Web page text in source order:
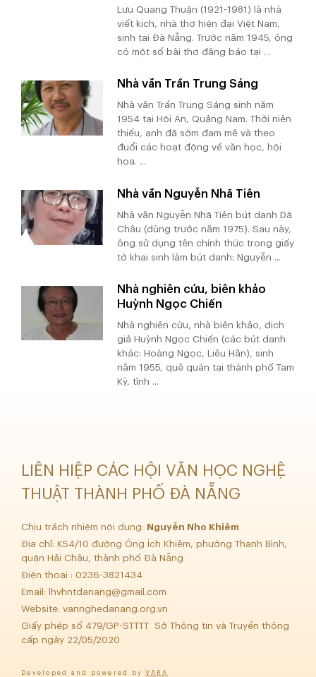
Lưu Quang Thuận (1921-1981) là nhà
viết kịch, nhà thơ hiện đại Việt Nam,
sinh tại Đà Nẵng. Trước năm 1945, ông
có một số bài thơ đăng báo tại ...
Nhà văn Trần Trung Sáng
Nhà văn Trần Trung Sáng sinh năm
1954 tại Hội An, Quảng Nam. Thời niên
thiếu, anh đã sớm đam mê và theo
đuổi các hoạt động về văn học, hội
họa. ...
Nhà văn Nguyễn Nhã Tiên
Nhà văn Nguyễn Nhã Tiên bút danh Dã
Châu (dùng trước năm 1975). Sau này,
ông sử dụng tên chính thức trong giấy
tờ khai sinh làm bút danh: Nguyễn ...
Nhà nghiên cứu, biên khảo
Huỳnh Ngọc Chiến
Nhà nghiên cứu, nhà biên khảo, dịch
giả Huỳnh Ngọc Chiến (các bút danh
khác: Hoàng Ngọc, Liêu Hân), sinh
năm 1955, quê quán tại thành phố Tam
Kỳ, tỉnh ...
LIÊN HIỆP CÁC HỘI VĂN HỌC NGHỆ
THUẬT THÀNH PHỐ ĐÀ NẴNG
Chịu trách nhiệm nội dung: Nguyễn Nho Khiêm
Địa chỉ: K54/10 đường Ông Ích Khiêm, phường Thanh Bình,
quận Hải Châu, thành phố Đà Nẵng
Điện thoại : 0236-3821434
Email:
lhvhntdanang@gmail.com
Website: vannghedanang.org.vn
Giấy phép số 479/GP-STTTT Sở Thông tin và Truyền thông
cấp ngày 22/05/2020
Developed and powered byVARA